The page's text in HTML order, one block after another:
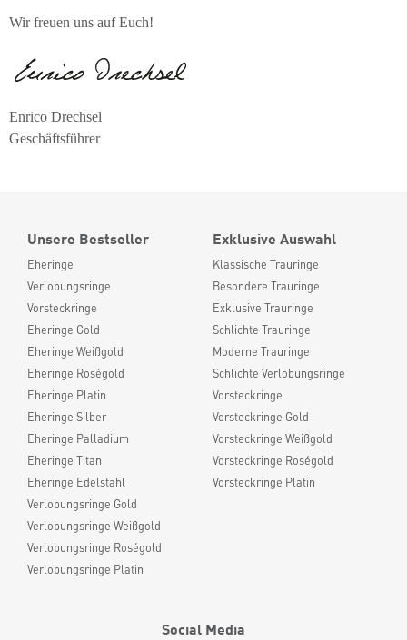
Wir freuen uns auf Euch!
Enrico Drechsel
Geschäftsführer
Unsere Bestseller
Eheringe
Verlobungsringe
Vorsteckringe
Eheringe Gold
Eheringe Weißgold
Eheringe Roségold
Eheringe Platin
Eheringe Silber
Eheringe Palladium
Eheringe Titan
Eheringe Edelstahl
Verlobungsringe Gold
Verlobungsringe Weißgold
Verlobungsringe Roségold
Verlobungsringe Platin
Exklusive Auswahl
Klassische Trauringe
Besondere Trauringe
Exklusive Trauringe
Schlichte Trauringe
Moderne Trauringe
Schlichte Verlobungsringe
Vorsteckringe
Vorsteckringe Gold
Vorsteckringe Weißgold
Vorsteckringe Roségold
Vorsteckringe Platin
Social Media